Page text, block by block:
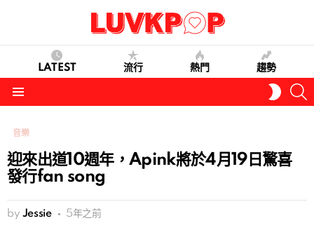
LATEST 流行 熱門 趨勢
SKIN
音樂
迎來出道10週年，Apink將於4月19日驚喜
發行fan song
by Jessie 5年之前